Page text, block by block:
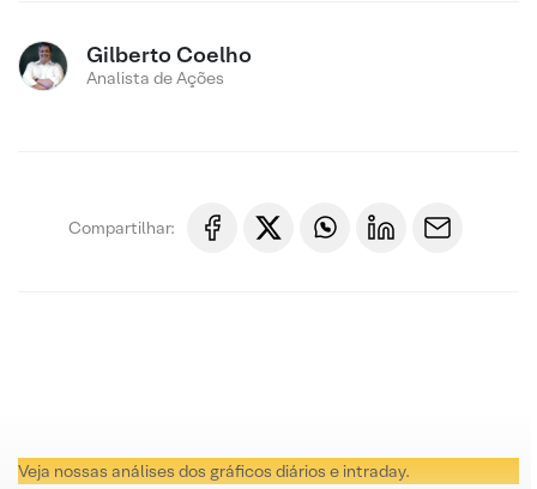
Gilberto Coelho
Analista de Ações
Compartilhar:
Veja nossas análises dos gráficos diários e intraday.